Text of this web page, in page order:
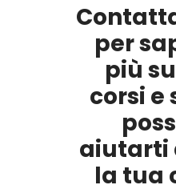
per
più
corsi e
aiutarti
la tua